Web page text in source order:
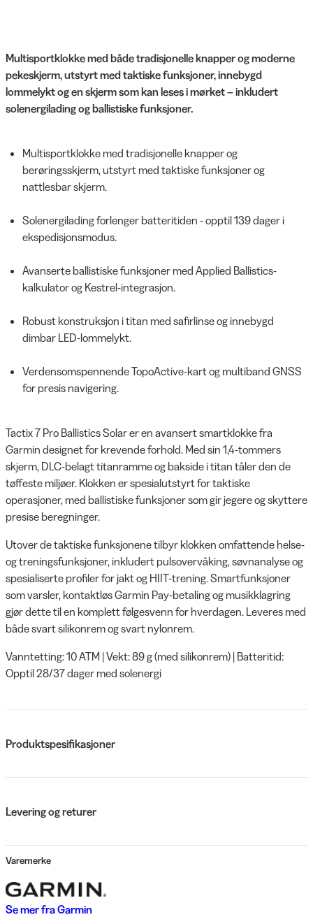
Multisportklokke med både tradisjonelle knapper og moderne
pekeskjerm, utstyrt med taktiske funksjoner, innebygd
lommelykt og en skjerm som kan leses i mørket – inkludert
solenergilading og ballistiske funksjoner.
Multisportklokke med tradisjonelle knapper og
berøringsskjerm, utstyrt med taktiske funksjoner og
nattlesbar skjerm.
Solenergilading forlenger batteritiden - opptil 139 dager i
ekspedisjonsmodus.
Avanserte ballistiske funksjoner med Applied Ballistics-
kalkulator og Kestrel-integrasjon.
Robust konstruksjon i titan med safirlinse og innebygd
dimbar LED-lommelykt.
Verdensomspennende TopoActive-kart og multiband GNSS
for presis navigering.
Tactix 7 Pro Ballistics Solar er en avansert smartklokke fra
Garmin designet for krevende forhold. Med sin 1,4-tommers
skjerm, DLC-belagt titanramme og bakside i titan tåler den de
tøffeste miljøer. Klokken er spesialutstyrt for taktiske
operasjoner, med ballistiske funksjoner som gir jegere og skyttere
presise beregninger.
Utover de taktiske funksjonene tilbyr klokken omfattende helse-
og treningsfunksjoner, inkludert pulsovervåking, søvnanalyse og
spesialiserte profiler for jakt og HIIT-trening. Smartfunksjoner
som varsler, kontaktløs Garmin Pay-betaling og musikklagring
gjør dette til en komplett følgesvenn for hverdagen. Leveres med
både svart silikonrem og svart nylonrem.
Vanntetting: 10 ATM | Vekt: 89 g (med silikonrem) | Batteritid:
Opptil 28/37 dager med solenergi
Produktspesifikasjoner
Levering og returer
Varemerke
Se mer fraGarmin